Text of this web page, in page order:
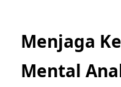
Menjaga
Mental